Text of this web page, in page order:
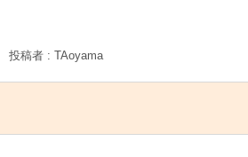
投稿者 : TAoyama